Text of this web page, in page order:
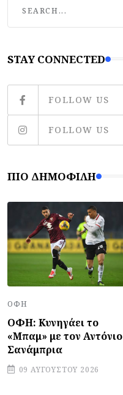
STAY CONNECTED
FOLLOW US
FOLLOW US
ΠΙΟ ΔΗΜΟΦΙΛΉ
ΟΦΗ
ΟΦΗ: Κυνηγάει το
«Μπαμ» με τον Αντόνιο
Σανάμπρια
09 ΑΥΓΟΎΣΤΟΥ 2026